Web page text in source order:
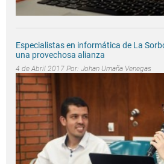
Especialistas en informática de La
una provechosa alianza
4 de Abril 2017 Por: Johan Umaña Venegas